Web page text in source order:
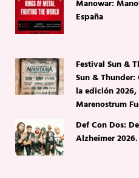
Manowar:
España
Festival Sun &
Sun &
la edición 2026,
Marenostrum
Def Con Dos:
Alzheimer 2026.